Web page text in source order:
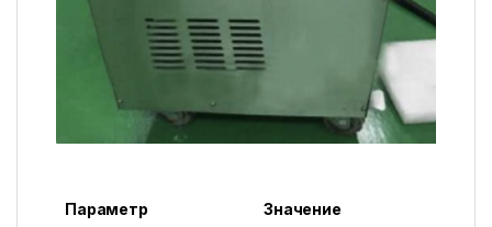
Параметр Значение